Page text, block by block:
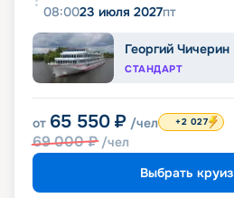
08:0023 июля 2027пт
Георгий Чичерин
СТАНДАРТ
от 65 550 ₽ /чел
69 000₽ /чел
+2 027
Выбрать круиз